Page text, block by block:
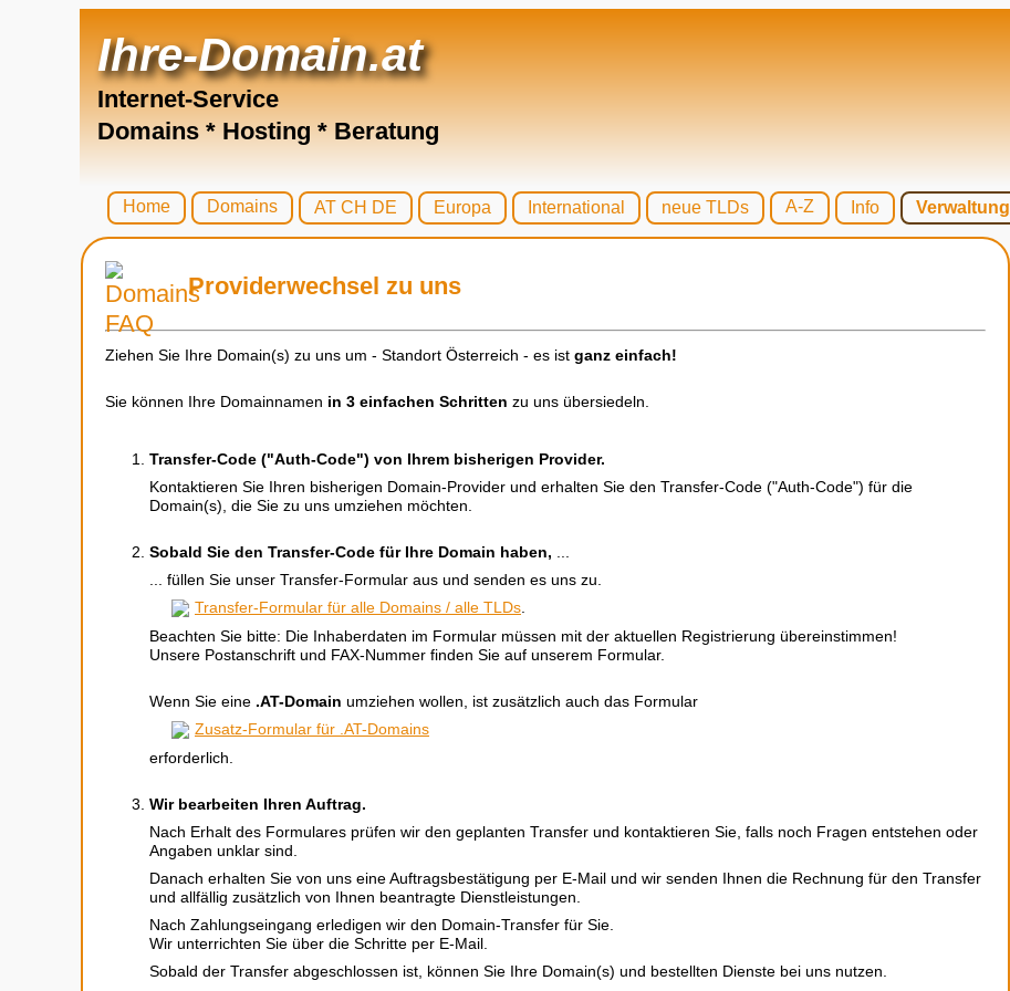
Ihre-Domain.at
Internet-Service
Domains * Hosting * Beratung
Home Domains AT CH DE Europa International neue TLDs A-Z Info Verwaltung
Providerwechsel zu uns
Ziehen Sie Ihre Domain(s) zu uns um - Standort Österreich - es ist ganz einfach!
Sie können Ihre Domainnamen in 3 einfachen Schritten zu uns übersiedeln.
Transfer-Code ("Auth-Code") von Ihrem bisherigen Provider.
Kontaktieren Sie Ihren bisherigen Domain-Provider und erhalten Sie den Transfer-Code ("Auth-Code") für die
Domain(s), die Sie zu uns umziehen möchten.
Sobald Sie den Transfer-Code für Ihre Domain haben,
... füllen Sie unser Transfer-Formular aus und senden es uns zu.
Transfer-Formular für alle Domains / alle TLDs
Beachten Sie bitte: Die Inhaberdaten im Formular müssen mit der aktuellen Registrierung übereinstimmen!
Unsere Postanschrift und FAX-Nummer finden Sie auf unserem Formular.
Wenn Sie eine .AT-Domain umziehen wollen, ist zusätzlich auch das Formular
Zusatz-Formular für .AT-Domains
erforderlich.
Wir bearbeiten Ihren Auftrag.
Nach Erhalt des Formulares prüfen wir den geplanten Transfer und kontaktieren Sie, falls noch Fragen entstehen oder
Angaben unklar sind.
Danach erhalten Sie von uns eine Auftragsbestätigung per E-Mail und wir senden Ihnen die Rechnung für den Transfer
und allfällig zusätzlich von Ihnen beantragte Dienstleistungen.
Nach Zahlungseingang erledigen wir den Domain-Transfer für Sie.
Wir unterrichten Sie über die Schritte per E-Mail.
Sobald der Transfer abgeschlossen ist, können Sie Ihre Domain(s) und bestellten Dienste bei uns nutzen.